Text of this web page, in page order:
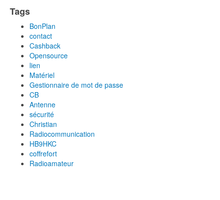
Tags
BonPlan
contact
Cashback
Opensource
lien
Matériel
Gestionnaire de mot de passe
CB
Antenne
sécurité
Christian
Radiocommunication
HB9HKC
coffrefort
Radioamateur